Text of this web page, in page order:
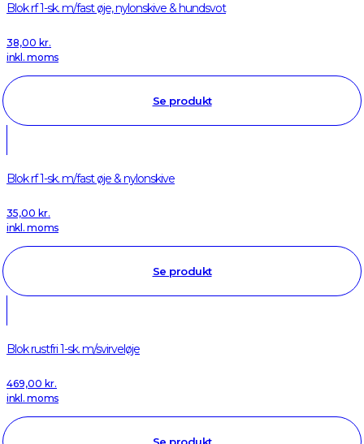
Blok rf 1-sk. m/fast øje, nylonskive & hundsvot
38,00 kr.
inkl. moms
Se produkt
Blok rf 1-sk. m/fast øje & nylonskive
35,00 kr.
inkl. moms
Se produkt
Blok rustfri 1-sk. m/svirveløje
469,00 kr.
inkl. moms